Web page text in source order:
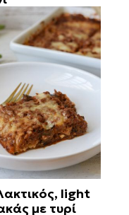
light
με τυρί